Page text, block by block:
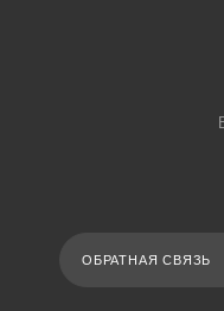
ОБРАТНАЯ СВЯЗЬ